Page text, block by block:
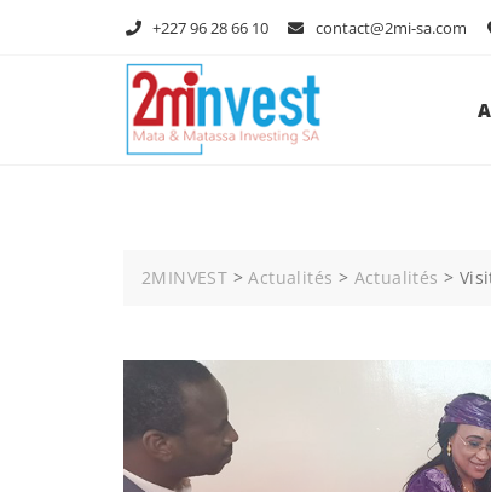
+227 96 28 66 10 contact@2mi-sa.com
2MINVEST >Actualités > Actualités >